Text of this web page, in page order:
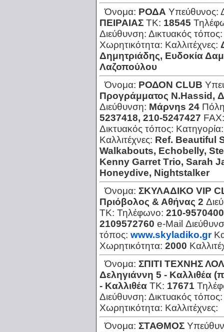
Όνομα: ΡΟΔΑ Υπεύθυνος:
ΠΕΙΡΑΙΑΣ ΤΚ: 18545
Διεύθυνση: Δικτυακός
Χωρητικότητα: Καλλιτέχνες:
Δημητριάδης, Ευδοκία
Λαζοπούλου
Όνομα: ΡΟΔΟΝ CLUΒ
Προγράμματος Ν.Ηassid,
Διεύθυνση: Μάρνηs 24
5237418, 210-5247427
Δικτυακός τόπος:
Καλλιτέχνες: Ref. Βeautiful
Walkabouts, Εchobelly,
Κenny Garret Τrio, Sarah
Ηoneydive, Νightstalker
Όνομα: ΣΚΥΛΑΔΙΚΟ VIP
Πριόβολος & Αθήνας 2
ΤΚ: Τηλέφωνο: 210-
2109572760 e-Mail
τόπος: www.skyladiko.gr
Χωρητικότητα: 2000
Όνομα: ΣΠΙΤΙ ΤΕΧΝΗΣ
Δεληγιάννη 5 - Καλλιθέα
- Καλλιθέα ΤΚ: 17671
Διεύθυνση: Δικτυακός
Χωρητικότητα: Καλλιτέχνες:
Όνομα: ΣΤΑΘΜΟΣ